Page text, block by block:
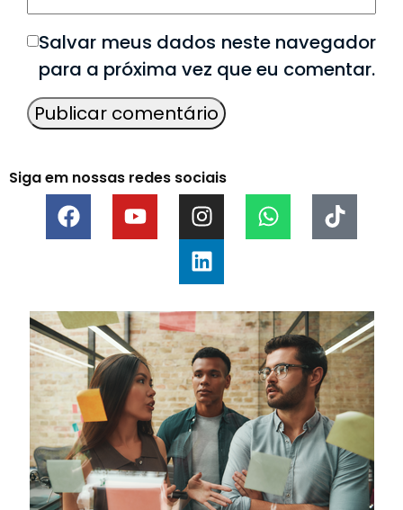
Salvar meus dados neste navegador
para a próxima vez que eu comentar.
Siga em nossas redes sociais